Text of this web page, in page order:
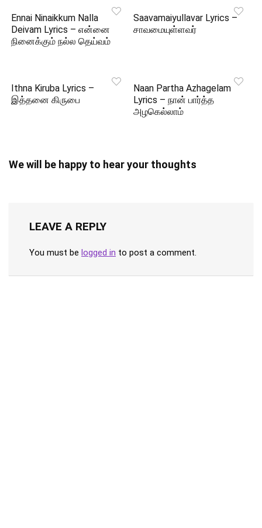
Ennai Ninaikkum Nalla
Deivam Lyrics – என்னை
நினைக்கும் நல்ல தெய்வம்
Saavamaiyullavar Lyrics –
சாவமையுள்ளவர்
Ithna Kiruba Lyrics –
இத்தனை கிருபை
Naan Partha Azhagelam
Lyrics – நான் பார்த்த
அழகெல்லாம்
We will be happy to hear your thoughts
LEAVE A REPLY
You must be logged in to post a comment.